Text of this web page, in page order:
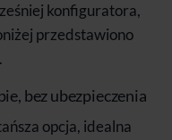
konfiguratora,
przedstawiono
bez ubezpieczenia
opcja, idealna